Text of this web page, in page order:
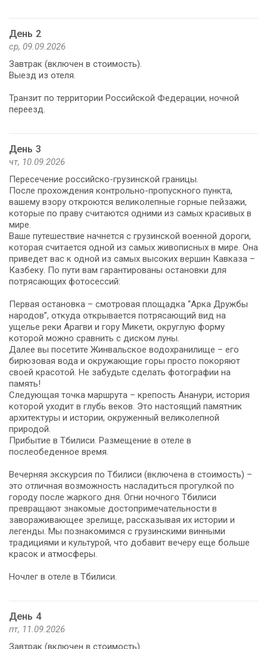
День 2
ср, 09.09.2026
Завтрак (включен в стоимость).
Выезд из отеля.
Транзит по территории Российской Федерации, ночной
переезд.
День 3
чт, 10.09.2026
Пересечение российско-грузинской границы.
После прохождения контрольно-пропускного пункта,
вашему взору откроются великолепные горные пейзажи,
которые по праву считаются одними из самых красивых в
мире.
Ваше путешествие начнется с грузинской военной дороги,
которая считается одной из самых живописных в мире. Она
приведет вас к одной из самых высоких вершин Кавказа –
Казбеку. По пути вам гарантированы остановки для
потрясающих фотосессий:
Первая остановка – смотровая площадка “Арка Дружбы
народов”, откуда открывается потрясающий вид на
ущелье реки Арагви и гору Микети, округлую форму
которой можно сравнить с диском луны.
Далее вы посетите Жинвальское водохранилище – его
бирюзовая вода и окружающие горы просто покоряют
своей красотой. Не забудьте сделать фотографии на
память!
Следующая точка маршрута – крепость Ананури, история
которой уходит в глубь веков. Это настоящий памятник
архитектуры и истории, окруженный великолепной
природой.
Прибытие в Тбилиси. Размещение в отеле в
послеобеденное время.
Вечерняя экскурсия по Тбилиси (включена в стоимость) –
это отличная возможность насладиться прогулкой по
городу после жаркого дня. Огни ночного Тбилиси
превращают знакомые достопримечательности в
завораживающее зрелище, рассказывая их истории и
легенды. Мы познакомимся с грузинскими винными
традициями и культурой, что добавит вечеру еще больше
красок и атмосферы.
Ночлег в отеле в Тбилиси.
День 4
пт, 11.09.2026
Завтрак (включен в стоимость).